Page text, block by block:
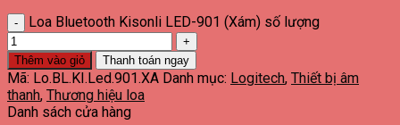
Loa Bluetooth Kisonli LED-901 (Xám) số lượng
Thêm vào giỏ Thanh toán ngay
Mã: Lo.BL.KI.Led.901.XA Danh mục: Logitech, Thiết bị âm
thanh, Thương hiệu loa
Danh sách cửa hàng